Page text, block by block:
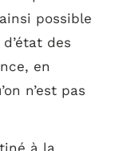
possible
des
en
n’est pas
à la